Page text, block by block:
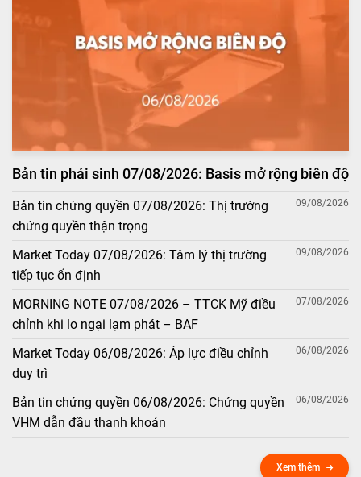
Bản tin phái sinh 07/08/2026: Basis mở rộng biên độ
Bản tin chứng quyền 07/08/2026: Thị trường
chứng quyền thận trọng
09/08/2026
Market Today 07/08/2026: Tâm lý thị trường
tiếp tục ổn định
09/08/2026
MORNING NOTE 07/08/2026 – TTCK Mỹ điều
chỉnh khi lo ngại lạm phát – BAF
07/08/2026
Market Today 06/08/2026: Áp lực điều chỉnh
duy trì
06/08/2026
Bản tin chứng quyền 06/08/2026: Chứng quyền
VHM dẫn đầu thanh khoản
06/08/2026
Xem thêm